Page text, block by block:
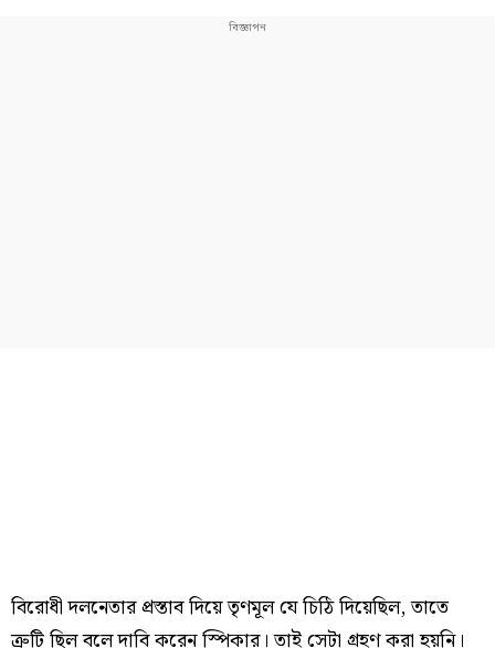
বিরোধী দলনেতার প্রস্তাব দিয়ে তৃণমূল যে চিঠি দিয়েছিল, তাতে
ত্রুটি ছিল বলে দাবি করেন স্পিকার। তাই সেটা গ্রহণ করা হয়নি।